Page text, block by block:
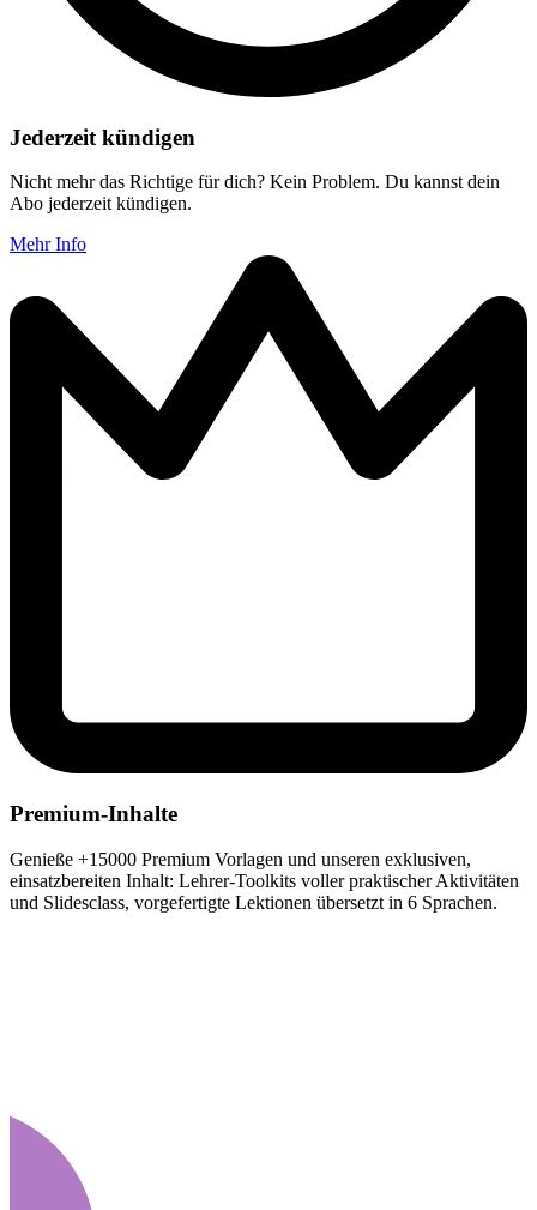
Jederzeit kündigen
Nicht mehr das Richtige für dich? Kein Problem. Du kannst dein
Abo jederzeit kündigen.
Mehr Info
Premium-Inhalte
Genieße +15000 Premium Vorlagen und unseren exklusiven,
einsatzbereiten Inhalt: Lehrer-Toolkits voller praktischer Aktivitäten
und Slidesclass, vorgefertigte Lektionen übersetzt in 6 Sprachen.